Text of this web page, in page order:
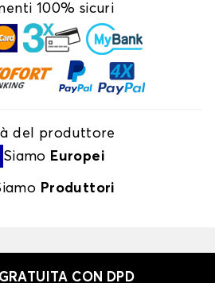
100% sicuri
del produttore
Siamo Europei
Produttori
CON DPD